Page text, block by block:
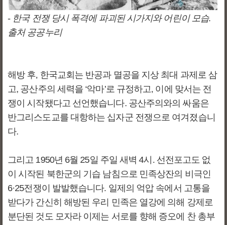
- 한국 전쟁 당시 폭격에 파괴된 시가지와 어린이 모습.
출처 공공누리
해방 후, 한국교회는 반공과 멸공을 지상 최대 과제로 삼
고, 공산주의 세력을 ‘악마’로 규정하고, 이에 맞서는 전
쟁이 시작됐다고 선언했습니다. 공산주의와의 싸움은
반그리스도교를 대항하는 십자군 전쟁으로 여겨졌습니
다.
그리고 1950년 6월 25일 주일 새벽 4시. 선전포고도 없
이 시작된 북한군의 기습 남침으로 민족상잔의 비극인
6·25전쟁이 발발했습니다. 일제의 억압 속에서 고통을
받다가 간신히 해방된 우리 민족은 열강에 의해 강제로
분단된 것도 모자라 이제는 서로를 향해 증오에 찬 총부